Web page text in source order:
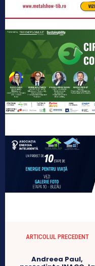
ARTICOLUL PRECEDENT
Andreea Paul,